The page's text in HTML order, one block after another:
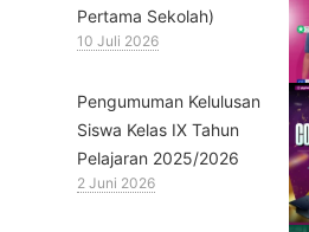
Pertama Sekolah)
10 Juli 2026
Pengumuman Kelulusan
Siswa Kelas IX Tahun
Pelajaran 2025/2026
2 Juni 2026